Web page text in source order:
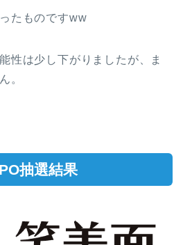
たものですww
性は少し下がりましたが、ま
。
抽選結果